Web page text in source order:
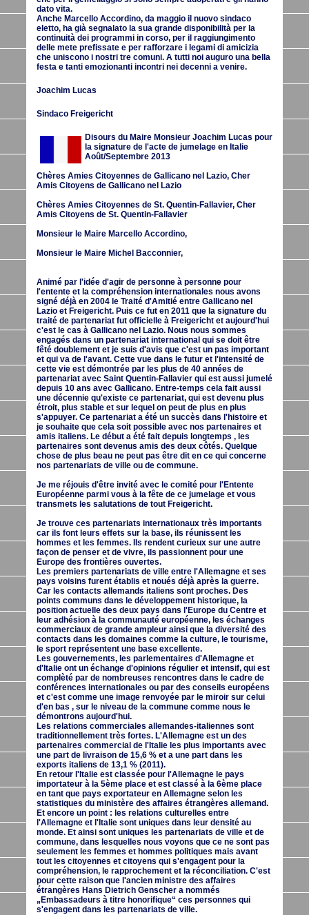
dato vita.
Anche Marcello Accordino, da maggio il nuovo sindaco
eletto, ha già segnalato la sua grande disponibilità per la
continuità dei programmi in corso, per il raggiungimento
delle mete prefissate e per rafforzare i legami di amicizia
che uniscono i nostri tre comuni. A tutti noi auguro una bella
festa e tanti emozionanti incontri nei decenni a venire.
Joachim Lucas
Sindaco Freigericht
Disours du Maire Monsieur Joachim Lucas pour
la signature de l'acte de jumelage en Italie
Août/Septembre 2013
Chères Amies Citoyennes de Gallicano nel Lazio, Cher
Amis Citoyens de Gallicano nel Lazio
Chères Amies Citoyennes de St. Quentin-Fallavier, Cher
Amis Citoyens de St. Quentin-Fallavier
Monsieur le Maire Marcello Accordino,
Monsieur le Maire Michel Bacconnier,
Animé par l'idée d'agir de personne à personne pour
l'entente et la compréhension internationales nous avons
signé déjà en 2004 le Traité d'Amitié entre Gallicano nel
Lazio et Freigericht. Puis ce fut en 2011 que la signature du
traité de partenariat fut officielle à Freigericht et aujourd'hui
c'est le cas à Gallicano nel Lazio. Nous nous sommes
engagés dans un partenariat international qui se doit être
fêté doublement et je suis d'avis que c'est un pas important
et qui va de l'avant. Cette vue dans le futur et l'intensité de
cette vie est démontrée par les plus de 40 années de
partenariat avec Saint Quentin-Fallavier qui est aussi jumelé
depuis 10 ans avec Gallicano. Entre-temps cela fait aussi
une décennie qu'existe ce partenariat, qui est devenu plus
étroit, plus stable et sur lequel on peut de plus en plus
s'appuyer. Ce partenariat a été un succès dans l'histoire et
je souhaite que cela soit possible avec nos partenaires et
amis italiens. Le début a été fait depuis longtemps , les
partenaires sont devenus amis des deux côtés. Quelque
chose de plus beau ne peut pas être dit en ce qui concerne
nos partenariats de ville ou de commune.
Je me réjouis d'être invité avec le comité pour l'Entente
Européenne parmi vous à la fête de ce jumelage et vous
transmets les salutations de tout Freigericht.
Je trouve ces partenariats internationaux très importants
car ils font leurs effets sur la base, ils réunissent les
hommes et les femmes. Ils rendent curieux sur une autre
façon de penser et de vivre, ils passionnent pour une
Europe des frontières ouvertes.
Les premiers partenariats de ville entre l'Allemagne et ses
pays voisins furent établis et noués déjà après la guerre.
Car les contacts allemands italiens sont proches. Des
points communs dans le développement historique, la
position actuelle des deux pays dans l'Europe du Centre et
leur adhésion à la communauté européenne, les échanges
commerciaux de grande ampleur ainsi que la diversité des
contacts dans les domaines comme la culture, le tourisme,
le sport représentent une base excellente.
Les gouvernements, les parlementaires d'Allemagne et
d'Italie ont un échange d'opinions régulier et intensif, qui est
complèté par de nombreuses rencontres dans le cadre de
conférences internationales ou par des conseils européens
et c'est comme une image renvoyée par le miroir sur celui
d'en bas , sur le niveau de la commune comme nous le
démontrons aujourd'hui.
Les relations commerciales allemandes-italiennes sont
traditionnellement très fortes. L'Allemagne est un des
partenaires commercial de l'Italie les plus importants avec
une part de livraison de 15,6 % et a une part dans les
exports italiens de 13,1 % (2011).
En retour l'Italie est classée pour l'Allemagne le pays
importateur à la 5ème place et est classé à la 6ème place
en tant que pays exportateur en Allemagne selon les
statistiques du ministère des affaires étrangères allemand.
Et encore un point : les relations culturelles entre
l'Allemagne et l'Italie sont uniques dans leur densité au
monde. Et ainsi sont uniques les partenariats de ville et de
commune, dans lesquelles nous voyons que ce ne sont pas
seulement les femmes et hommes politiques mais avant
tout les citoyennes et citoyens qui s'engagent pour la
compréhension, le rapprochement et la réconciliation. C'est
pour cette raison que l'ancien ministre des affaires
étrangères Hans Dietrich Genscher a nommés
„Embassadeurs à titre honorifique“ ces personnes qui
s'engagent dans les partenariats de ville.